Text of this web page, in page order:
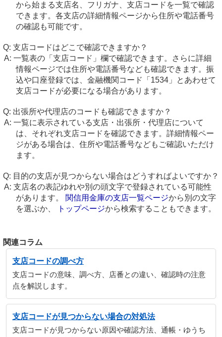
から始まる支店名、フリガナ、支店コードを一覧で確認
できます。各支店の詳細情報ページから住所や電話番号
の確認も可能です。
支店コードはどこで確認できますか？
一覧表の「支店コード」欄で確認できます。さらに詳細
情報ページでは住所や電話番号なども確認できます。振
込や口座登録では、金融機関コード「1534」とあわせて
支店コードが必要になる場合があります。
出張所や代理店のコードも確認できますか？
一覧に表示されている支店・出張所・代理店について
は、それぞれ支店コードを確認できます。詳細情報ペー
ジがある場合は、住所や電話番号などもご確認いただけ
ます。
目的の支店が見つからない場合はどうすればよいですか？
支店名の表記ゆれや別の頭文字で登録されている可能性
があります。 関信用金庫の支店一覧ページから別の文字
を選ぶか、
トップページから検索することもできます。
関連コラム
支店コードの調べ方
支店コードの意味、調べ方、店番との違い、確認時の注意
点を解説します。
支店コードが見つからない場合の対処法
支店コードが見つからない原因や確認方法、通帳・ゆうち